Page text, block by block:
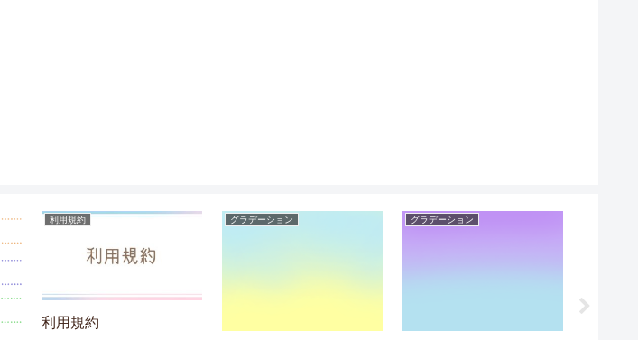
利用規約
利用規約
グラデーション グラデーション